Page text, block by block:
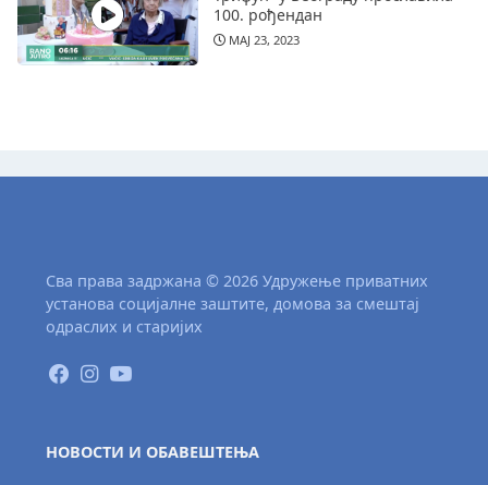
100. рођендан
МАЈ 23, 2023
Сва права задржана © 2026 Удружење приватних
установа социјалне заштите, домова за смештај
одраслих и старијих
НОВОСТИ И ОБАВЕШТЕЊА